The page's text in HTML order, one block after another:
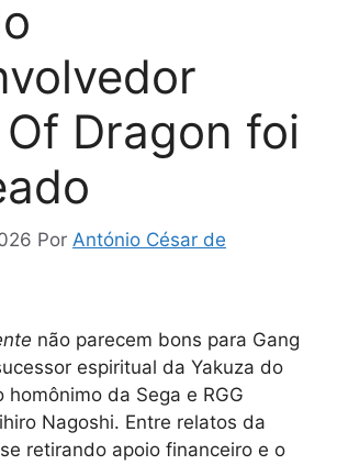
Dragon foi
Por António César de
não parecem bons para Gang
espiritual da Yakuza do
homônimo da Sega e RGG
Nagoshi. Entre relatos da
retirando apoio financeiro e o